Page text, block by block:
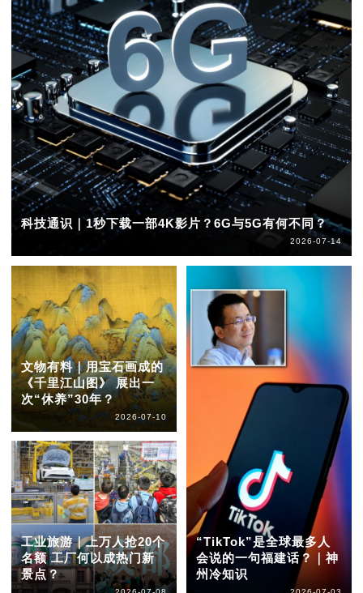
科技通识｜1秒下载一部4K影片？6G与5G有何不同？
2026-07-14
文物有料｜用宝石画成的
《千里江山图》 展出一
次“休养”30年？
2026-07-10
工业旅游｜上万人抢20个
名额 工厂何以成热门新
景点？
“TikTok”是全球最多人
会说的一句福建话？｜神
州冷知识